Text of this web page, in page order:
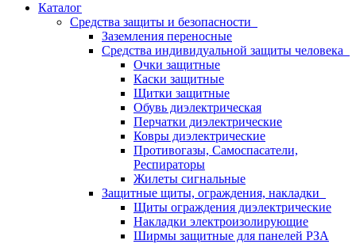
Каталог
Средства защиты и безопасности
Заземления переносные
Средства индивидуальной защиты человека
Очки защитные
Каски защитные
Щитки защитные
Обувь диэлектрическая
Перчатки диэлектрические
Ковры диэлектрические
Противогазы, Самоспасатели,
Респираторы
Жилеты сигнальные
Защитные щиты, ограждения, накладки
Щиты ограждения диэлектрические
Накладки электроизолирующие
Ширмы защитные для панелей РЗА